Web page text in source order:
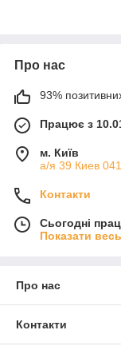
Керамічні
використовувати
будь-який смак. В
або члени вашої
тематик:
-
Собачки
-
Птахи
-
Жаби
-
Мавпи
-
Овечки
-
Корови
Про нас
93%
Працює з
м. Київ
а/я 39 Киев
Контакти
Сьогодні
Показати
Про нас
Контакти